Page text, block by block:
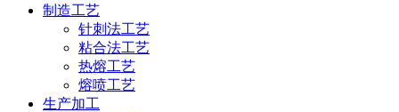
制造工艺
针刺法工艺
粘合法工艺
热熔工艺
熔喷工艺
生产加工